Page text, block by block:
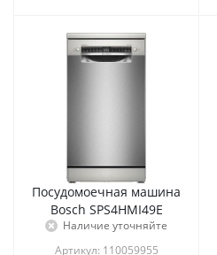
Посудомоечная машина
Bosch SPS4HMI49E
Наличие уточняйте
Артикул: 110059955